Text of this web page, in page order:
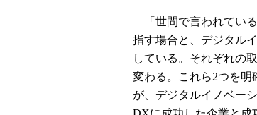
「世間で言われてい
指す場合と、デジタル
している。それぞれの
変わる。これら2つを明
が、デジタルイノベー